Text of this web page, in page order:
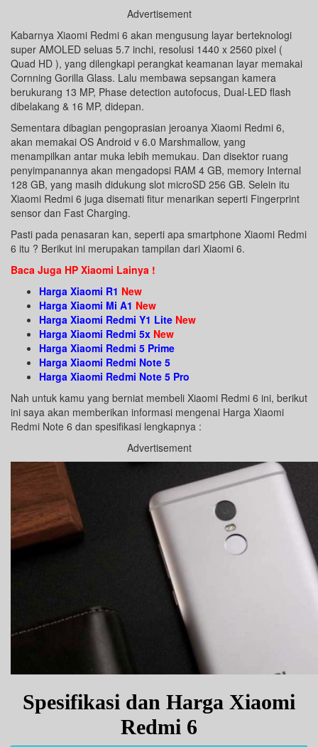
Advertisement
Kabarnya Xiaomi Redmi 6 akan mengusung layar berteknologi
super AMOLED seluas 5.7 inchi, resolusi 1440 x 2560 pixel (
Quad HD ), yang dilengkapi perangkat keamanan layar memakai
Cornning Gorilla Glass. Lalu membawa sepsangan kamera
berukurang 13 MP, Phase detection autofocus, Dual-LED flash
dibelakang & 16 MP, didepan.
Sementara dibagian pengoprasian jeroanya Xiaomi Redmi 6,
akan memakai OS Android v 6.0 Marshmallow, yang
menampilkan antar muka lebih memukau. Dan disektor ruang
penyimpanannya akan mengadopsi RAM 4 GB, memory Internal
128 GB, yang masih didukung slot microSD 256 GB. Selein itu
Xiaomi Redmi 6 juga disemati fitur menarikan seperti Fingerprint
sensor dan Fast Charging.
Pasti pada penasaran kan, seperti apa smartphone Xiaomi Redmi
6 itu ? Berikut ini merupakan tampilan dari Xiaomi 6.
Baca Juga HP Xiaomi Lainya !
Harga Xiaomi R1 New
Harga Xiaomi Mi A1 New
Harga Xiaomi Redmi Y1 Lite New
Harga Xiaomi Redmi 5x New
Harga Xiaomi Redmi 5 Prime
Harga Xiaomi Redmi Note 5
Harga Xiaomi Redmi Note 5 Pro
Nah untuk kamu yang berniat membeli Xiaomi Redmi 6 ini, berikut
ini saya akan memberikan informasi mengenai Harga Xiaomi
Redmi Note 6 dan spesifikasi lengkapnya :
Advertisement
Spesifikasi dan Harga Xiaomi
Redmi 6